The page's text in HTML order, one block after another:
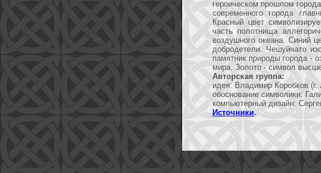
героическом прошлом
современного города
Красный цвет
часть полотнища
воздушного океана. Синий
добродетели. Чешуйчато
памятник природы города -
мира. Золото - символ
Авторская группа:
идея: Владимир Коробков (г.
обоснование символики:
компьютерный дизайн:
Источники.